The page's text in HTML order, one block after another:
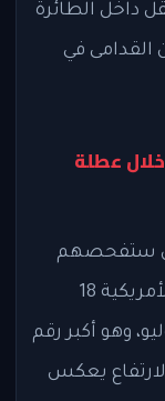
داخل الطائرة
القدامى في
عطلة
ستفحصهم
إدارة أمن النقل (TSA) في المطارات الأمريكية 18
وهو أكبر رقم
يعكس